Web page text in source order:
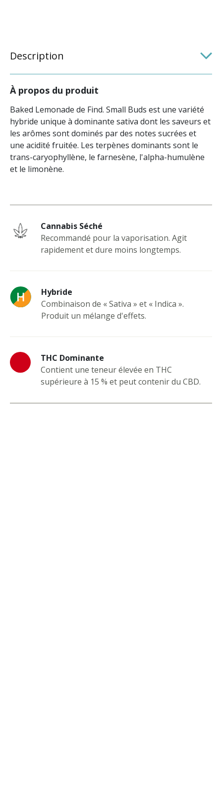
Description
À propos du produit
Baked Lemonade de Find. Small Buds est une variété
hybride unique à dominante sativa dont les saveurs et
les arômes sont dominés par des notes sucrées et
une acidité fruitée. Les terpènes dominants sont le
trans-caryophyllène, le farnesène, l'alpha-humulène
et le limonène.
Cannabis Séché
Recommandé pour la vaporisation. Agit
rapidement et dure moins longtemps.
Hybride
Combinaison de « Sativa » et « Indica ».
Produit un mélange d'effets.
THC Dominante
Contient une teneur élevée en THC
supérieure à 15 % et peut contenir du CBD.